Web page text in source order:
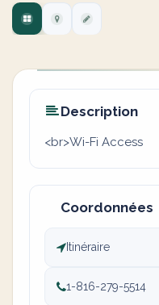
Description
<br>Wi-Fi Access
Coordonnées
Itinéraire
1-816-279-5514